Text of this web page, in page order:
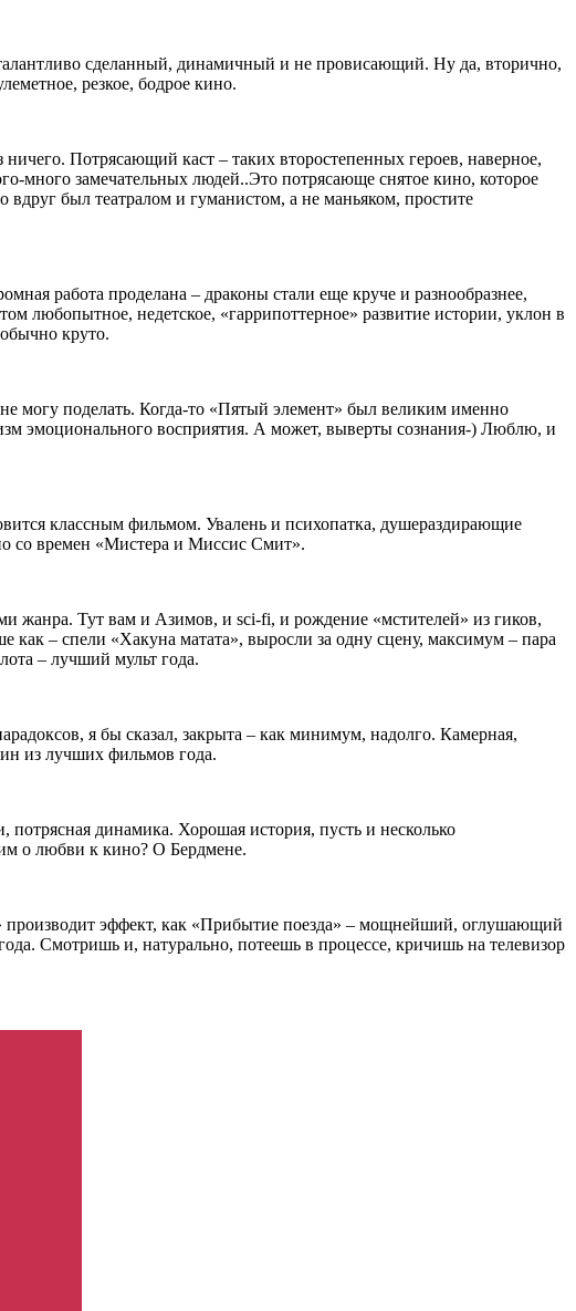
сделанный, динамичный и не провисающий. Ну да, вторично,
резкое, бодрое кино.
Потрясающий каст – таких второстепенных героев, наверное,
много замечательных людей..Это потрясающе снятое кино, которое
был театралом и гуманистом, а не маньяком, простите
работа проделана – драконы стали еще круче и разнообразнее,
любопытное, недетское, «гаррипоттерное» развитие истории, уклон в
круто.
могу поделать. Когда-то «Пятый элемент» был великим именно
эмоционального восприятия. А может, выверты сознания-) Люблю, и
классным фильмом. Увалень и психопатка, душераздирающие
со времен «Мистера и Миссис Смит».
жанра. Тут вам и Азимов, и sci-fi, и рождение «мстителей» из гиков,
– спели «Хакуна матата», выросли за одну сцену, максимум – пара
– лучший мульт года.
я бы сказал, закрыта – как минимум, надолго. Камерная,
из лучших фильмов года.
потрясная динамика. Хорошая история, пусть и несколько
о любви к кино? О Бердмене.
производит эффект, как «Прибытие поезда» – мощнейший, оглушающий
Смотришь и, натурально, потеешь в процессе, кричишь на телевизор